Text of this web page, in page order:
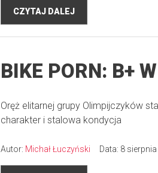
CZYTAJ DALEJ
BIKE PORN: B+
Oręż elitarnej grupy Olimpijczyków
charakter i stalowa kondycja
Autor: Michał Łuczyński Data: 8 sierpnia